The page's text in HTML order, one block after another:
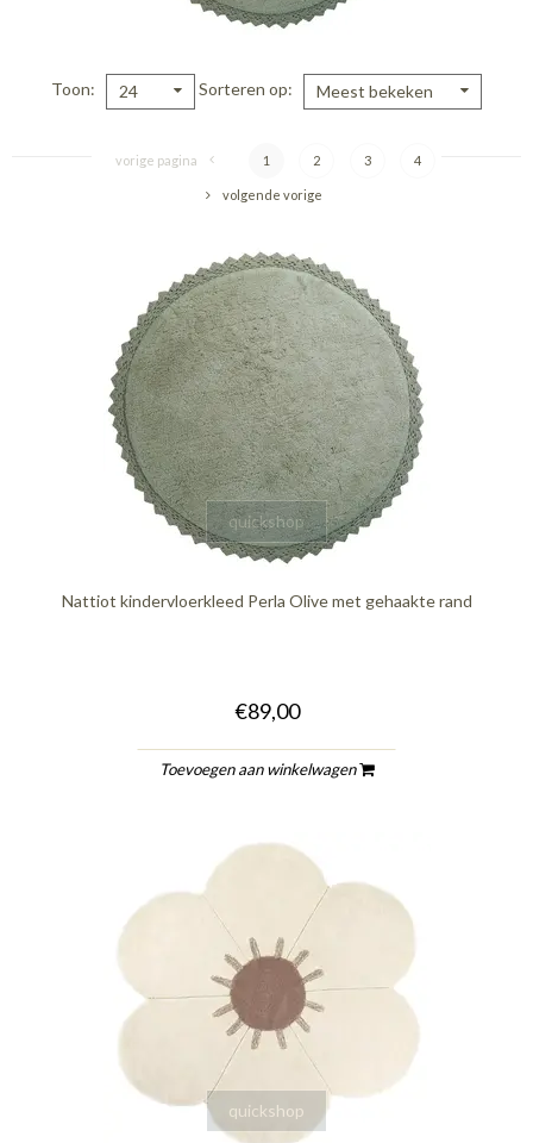
Toon 24 Sorteren op Meest bekeken
vorige pagina 1 2 3 4
volgende vorige
quickshop
Nattiot kindervloerkleed Perla Olive met gehaakte rand
€89,00
Toevoegen aan winkelwagen
quickshop